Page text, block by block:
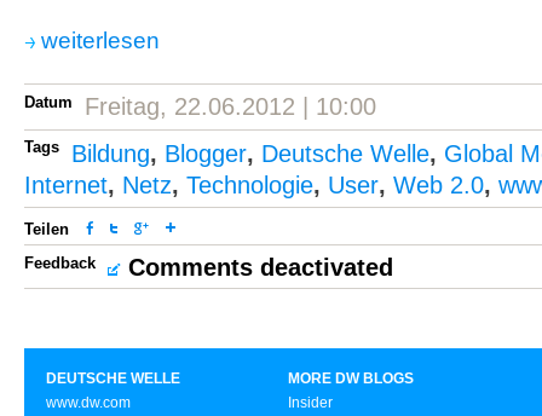
weiterlesen
Datum Freitag, 22.06.2012 | 10:00
Tags Bildung, Blogger, Deutsche Welle, Global
Internet, Netz, Technologie, User, Web 2.0,
Teilen
Feedback
Comments deactivated
DEUTSCHE WELLE
www.dw.com
MORE DW BLOGS
Insider